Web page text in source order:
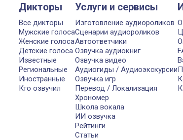
Дикторы
Все дикторы
Мужские голоса
Женские голоса
Детские голоса
Известные
Региональные
Иностранные
Кто озвучил
Услуги и сервисы
Изготовление аудиороликов
Сценарии аудиороликов
Автоответчики
Озвучка аудиокниг
Озвучка видео
Аудиогиды / Аудиоэкскурсии
Озвучка игр
Перевод / Локализация
Хрономер
Школа вокала
ИИ озвучка
Рейтинги
Статьи
О